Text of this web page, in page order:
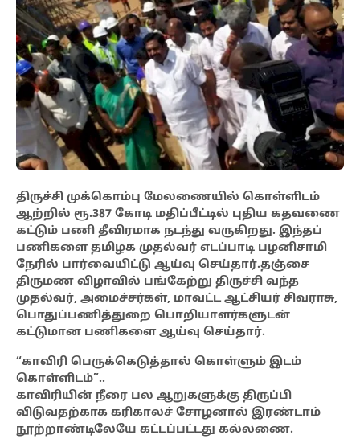
திருச்சி முக்கொம்பு மேலணையில் கொள்ளிடம்
ஆற்றில் ரூ.387 கோடி மதிப்பீட்டில் புதிய கதவணை
கட்டும் பணி தீவிரமாக நடந்து வருகிறது. இந்தப்
பணிகளை தமிழக முதல்வர் எடப்பாடி பழனிசாமி
நேரில் பார்வையிட்டு ஆய்வு செய்தார்.தஞ்சை
திருமண விழாவில் பங்கேற்று திருச்சி வந்த
முதல்வர், அமைச்சர்கள், மாவட்ட ஆட்சியர் சிவராசு,
பொதுப்பணித்துறை பொறியாளர்களுடன்
கட்டுமான பணிகளை ஆய்வு செய்தார்.
“காவிரி பெருக்கெடுத்தால் கொள்ளும் இடம்
கொள்ளிடம்”..
காவிரியின் நீரை பல ஆறுகளுக்கு திருப்பி
விடுவதற்காக கரிகாலச் சோழனால் இரண்டாம்
நூற்றாண்டிலேயே கட்டப்பட்டது கல்லணை.